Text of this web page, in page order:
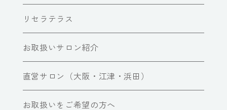
リセラテラス
お取扱いサロン紹介
直営サロン（大阪・江津・浜田）
お取扱いをご希望の方へ